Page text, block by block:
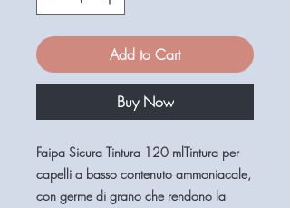
Add to Cart
Buy Now
Faipa Sicura Tintura 120 mlTintura per
capelli a basso contenuto ammoniacale,
con germe di grano che rendono la